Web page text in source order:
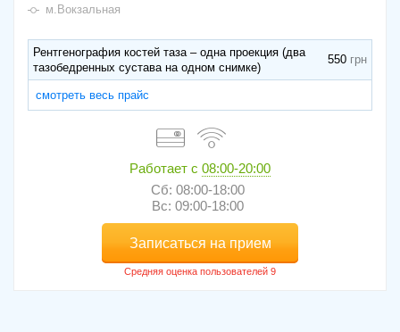
м.Вокзальная
Рентгенография костей таза – одна проекция (два
тазобедренных сустава на одном снимке)
550
смотреть весь прайс
Работает с 08:00-20:00
Сб: 08:00-18:00
Вс: 09:00-18:00
Записаться на прием